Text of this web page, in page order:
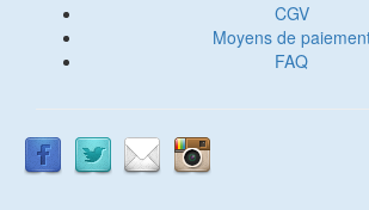
CGV
Moyens de
FAQ